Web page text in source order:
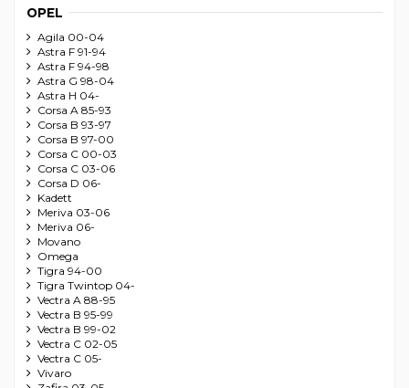
OPEL
Agila 00-04
Astra F 91-94
Astra F 94-98
Astra G 98-04
Astra H 04-
Corsa A 85-93
Corsa B 93-97
Corsa B 97-00
Corsa C 00-03
Corsa C 03-06
Corsa D 06-
Kadett
Meriva 03-06
Meriva 06-
Movano
Omega
Tigra 94-00
Tigra Twintop 04-
Vectra A 88-95
Vectra B 95-99
Vectra B 99-02
Vectra C 02-05
Vectra C 05-
Vivaro